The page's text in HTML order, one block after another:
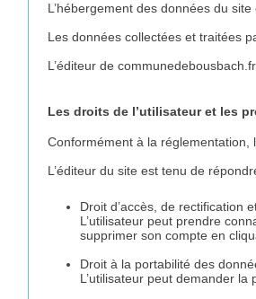
L’hébergement des données du
Les données collectées et traitées
L’éditeur de
Les droits de l’utilisateur et les
Conformément à la réglementation,
L’éditeur du site est tenu de
Droit d’accès, de rectification
L’utilisateur peut prendre
supprimer son compte en
Droit à la portabilité des
L’utilisateur peut demander